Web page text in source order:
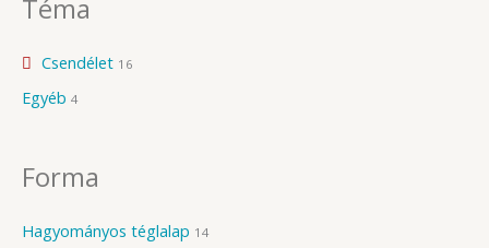
Téma
Csendélet 16
Egyéb 4
Forma
Hagyományos téglalap 14